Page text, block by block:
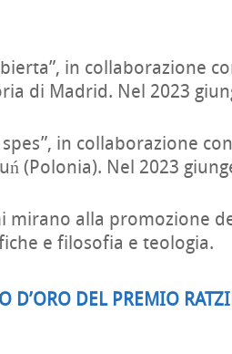
in collaborazione
di Madrid. Nel 2023
in collaborazione
(Polonia). Nel 2023
mirano alla promozione
e filosofia e teologia.
D’ORO DEL PREMIO